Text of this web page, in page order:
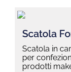
Scatola
Scatola in
per
prodotti